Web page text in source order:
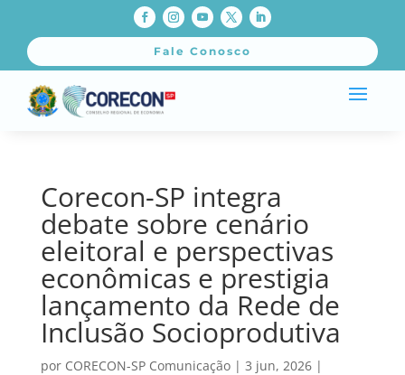
Fale Conosco
Corecon-SP integra
debate sobre cenário
eleitoral e perspectivas
econômicas e prestigia
lançamento da Rede de
Inclusão Socioprodutiva
por CORECON-SP Comunicação| 3 jun, 2026|